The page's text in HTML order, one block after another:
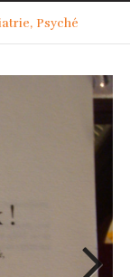
Psyché